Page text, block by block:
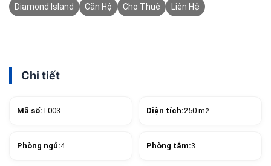
Diamond Island Căn Hộ Cho Thuê Liên Hệ
Chi tiết
Mã số:T003 Diện tích:250 m2
Phòng ngủ:4 Phòng tắm:3